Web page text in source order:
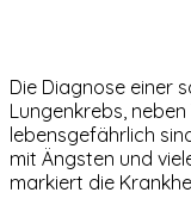
Die Diagnose einer
Lungenkrebs,
lebensgefährlich
mit Ängsten und
markiert die